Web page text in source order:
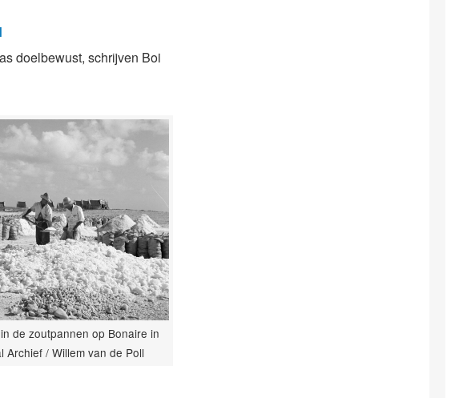
doelbewust, schrijven Boi
de zoutpannen op Bonaire in
Archief / Willem van de Poll